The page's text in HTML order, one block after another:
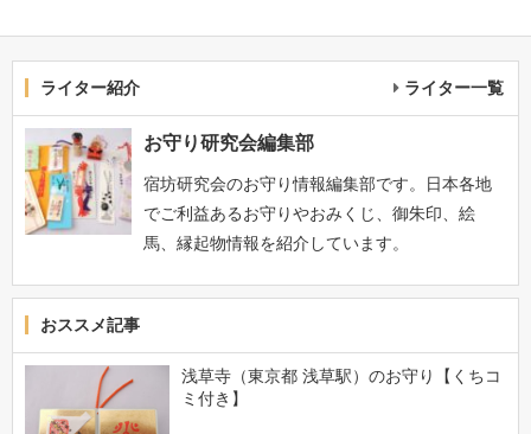
ライター紹介 ライター一覧
お守り研究会編集部
宿坊研究会のお守り情報編集部です。日本各地
でご利益あるお守りやおみくじ、御朱印、絵
馬、縁起物情報を紹介しています。
おススメ記事
浅草寺（東京都 浅草駅）のお守り【くちコ
ミ付き】